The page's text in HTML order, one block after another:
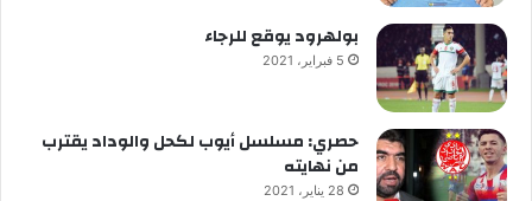
بولهرود يوقع للرجاء
5 فبراير، 2021
حصري: مسلسل أيوب لكحل والوداد يقترب
من نهايته
28 يناير، 2021